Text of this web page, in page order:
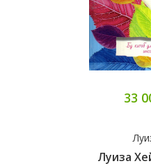
33
Луиза